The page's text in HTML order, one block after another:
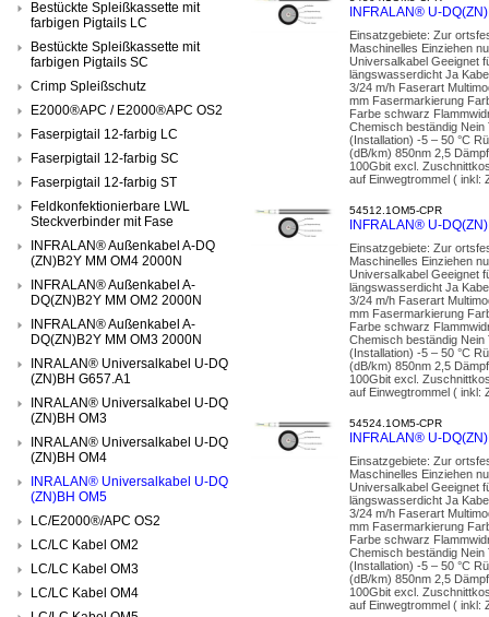
Bestückte Spleißkassette mit
farbigen Pigtails LC
Bestückte Spleißkassette mit
farbigen Pigtails SC
Crimp Spleißschutz
E2000®APC / E2000®APC OS2
Faserpigtail 12-farbig LC
Faserpigtail 12-farbig SC
Faserpigtail 12-farbig ST
Feldkonfektionierbare LWL
Steckverbinder mit Fase
INFRALAN® Außenkabel A-DQ
(ZN)B2Y MM OM4 2000N
INFRALAN® Außenkabel A-
DQ(ZN)B2Y MM OM2 2000N
INFRALAN® Außenkabel A-
DQ(ZN)B2Y MM OM3 2000N
INRALAN® Universalkabel U-DQ
(ZN)BH G657.A1
INRALAN® Universalkabel U-DQ
(ZN)BH OM3
INRALAN® Universalkabel U-DQ
(ZN)BH OM4
INRALAN® Universalkabel U-DQ
(ZN)BH OM5
LC/E2000®/APC OS2
LC/LC Kabel OM2
LC/LC Kabel OM3
LC/LC Kabel OM4
INFRALAN® U-
Einsatzgebiete: Zur
Maschinelles Einziehen
Universalkabel Geeignet
längswasserdicht Ja
3/24 m/h Faserart
mm Fasermarkierung
Farbe schwarz
Chemisch beständig
(Installation) -5 – 50 °C
(dB/km) 850nm 2,5
100Gbit excl.
auf Einwegtrommel ( inkl:
54512.1OM5-CPR
INFRALAN® U-
Einsatzgebiete: Zur
Maschinelles Einziehen
Universalkabel Geeignet
längswasserdicht Ja
3/24 m/h Faserart
mm Fasermarkierung
Farbe schwarz
Chemisch beständig
(Installation) -5 – 50 °C
(dB/km) 850nm 2,5
100Gbit excl.
auf Einwegtrommel ( inkl:
54524.1OM5-CPR
INFRALAN® U-
Einsatzgebiete: Zur
Maschinelles Einziehen
Universalkabel Geeignet
längswasserdicht Ja
3/24 m/h Faserart
mm Fasermarkierung
Farbe schwarz
Chemisch beständig
(Installation) -5 – 50 °C
(dB/km) 850nm 2,5
100Gbit excl.
auf Einwegtrommel ( inkl: